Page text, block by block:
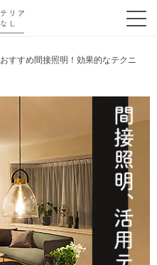
おすすめ間接照明！効果的なテクニ